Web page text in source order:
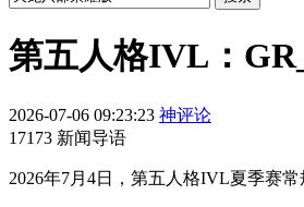
第五人格IVL：
2026-07-06 09:23:23 神评论
17173 新闻导语
2026年7月4日，第五人格IVL夏季赛